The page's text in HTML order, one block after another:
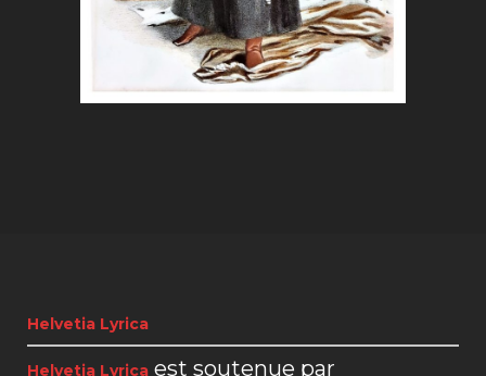
Helvetia Lyrica
Helvetia Lyrica est soutenue par